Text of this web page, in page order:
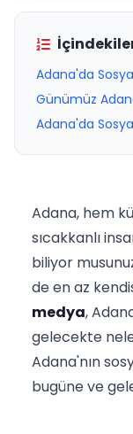
Adana'da
Günümüz
Adana'da
Adana, hem
sıcakkanlı
biliyor
de en az
medya,
gelecekte
Adana'nın
bugüne ve